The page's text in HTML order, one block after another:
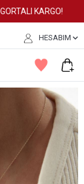
KARGO!
HESABIM